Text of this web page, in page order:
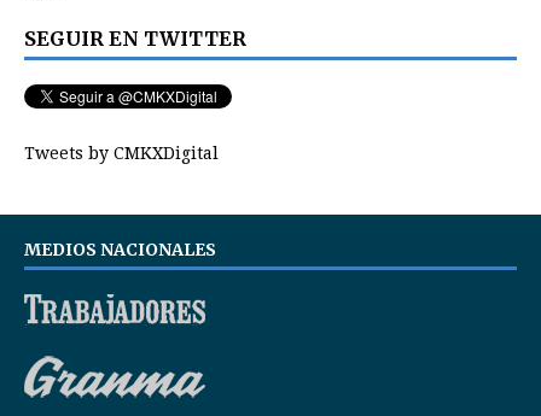
SEGUIR EN TWITTER
Tweets by CMKXDigital
MEDIOS NACIONALES